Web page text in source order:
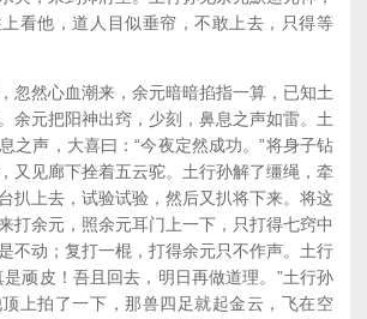
看他，道人目似垂帘，不敢上去，只得等
忽然心血潮来，余元暗暗掐指一算，已知土
余元把阳神出窍，少刻，鼻息之声如雷。土
之声，大喜曰：“今夜定然成功。”将身子钻
又见廊下拴着五云驼。土行孙解了缰绳，牵
扒上去，试验试验，然后又扒将下来。将这
打余元，照余元耳门上一下，只打得七窍中
不动；复打一棍，打得余元只不作声。土行
是顽皮！吾且回去，明日再做道理。”土行孙
顶上拍了一下，那兽四足就起金云，飞在空